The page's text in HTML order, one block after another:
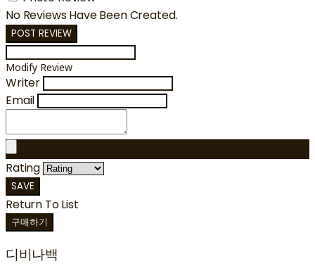
No Reviews Have Been Created.
POST REVIEW
Modify Review
Writer
Email
Rating
SAVE
Return To List
구매하기
디비나백